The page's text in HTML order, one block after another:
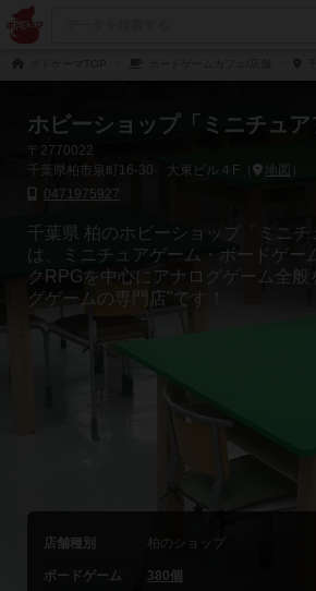
ホビーショップ「ミニチュア
〒2770022
千葉県柏市泉町16-30 大東ビル４F（
地図 ）
0471975927
千葉県 柏のホビーショップ「ミニチ
は、ミニチュアゲーム・ボードゲー
クRPGを中心にアナログゲーム全般
グゲームの専門店"です！
店舗種別 柏のショップ
ボードゲーム 380個